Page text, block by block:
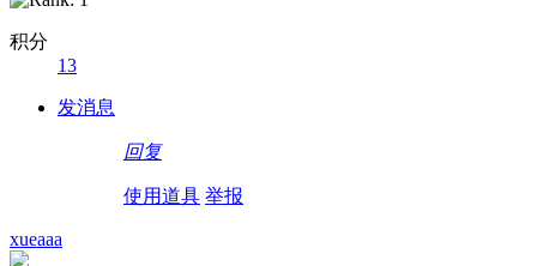
积分
13
发消息
回复
使用道具 举报
xueaaa